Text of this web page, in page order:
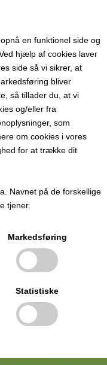
en funktionel side og
hjælp af cookies laver
side så vi sikrer, at
bliver
så tillader du, at vi
og/eller fra
som
om cookies i vores
for at trække dit
Navnet på de forskellige
tjener.
Markedsføring
Statistiske